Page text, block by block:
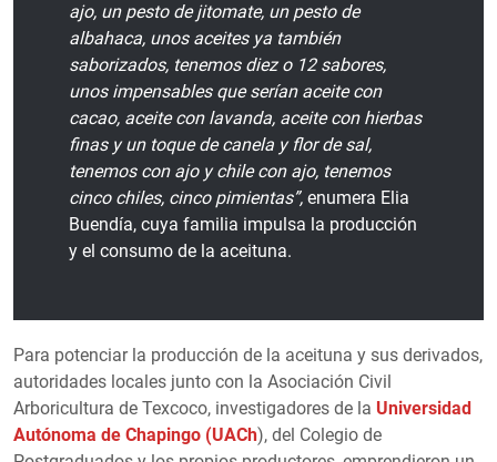
ajo, un pesto de jitomate, un pesto de
albahaca, unos aceites ya también
saborizados, tenemos diez o 12 sabores,
unos impensables que serían aceite con
cacao, aceite con lavanda, aceite con hierbas
finas y un toque de canela y flor de sal,
tenemos con ajo y chile con ajo, tenemos
cinco chiles, cinco pimientas”, enumera Elia
Buendía, cuya familia impulsa la producción
y el consumo de la aceituna.
Para potenciar la producción de la aceituna y sus derivados,
autoridades locales junto con la Asociación Civil
Arboricultura de Texcoco, investigadores de la Universidad
Autónoma de Chapingo (UACh), del Colegio de